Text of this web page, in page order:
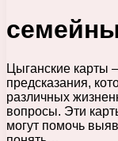
Цыганские карты
предсказания,
различных
вопросы. Эти
могут помочь